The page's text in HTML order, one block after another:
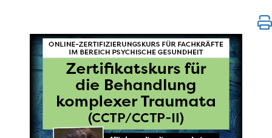
Kurs „Complex Trauma Certification Training Level